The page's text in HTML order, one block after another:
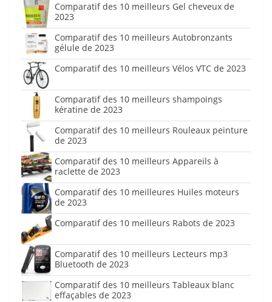
Comparatif des 10 meilleurs Gel cheveux de
2023
Comparatif des 10 meilleurs Autobronzants
gélule de 2023
Comparatif des 10 meilleurs Vélos VTC de 2023
Comparatif des 10 meilleurs shampoings
kératine de 2023
Comparatif des 10 meilleurs Rouleaux peinture
de 2023
Comparatif des 10 meilleurs Appareils à
raclette de 2023
Comparatif des 10 meilleures Huiles moteurs
de 2023
Comparatif des 10 meilleurs Rabots de 2023
Comparatif des 10 meilleurs Lecteurs mp3
Bluetooth de 2023
Comparatif des 10 meilleurs Tableaux blanc
effaçables de 2023